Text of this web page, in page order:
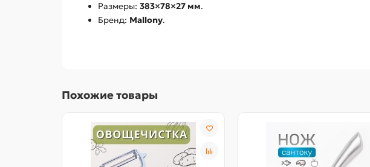
Размеры: 383×78×27 мм.
Бренд: Mallony.
Похожие товары